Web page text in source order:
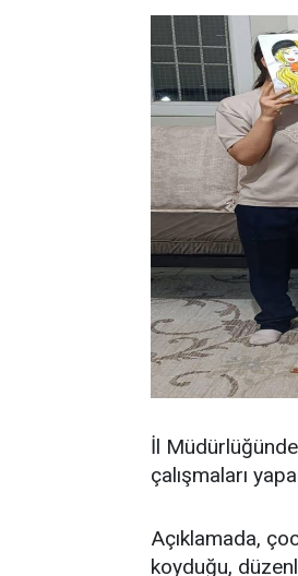
İl
çalışmaları
Açıklamada,
koyduğu,